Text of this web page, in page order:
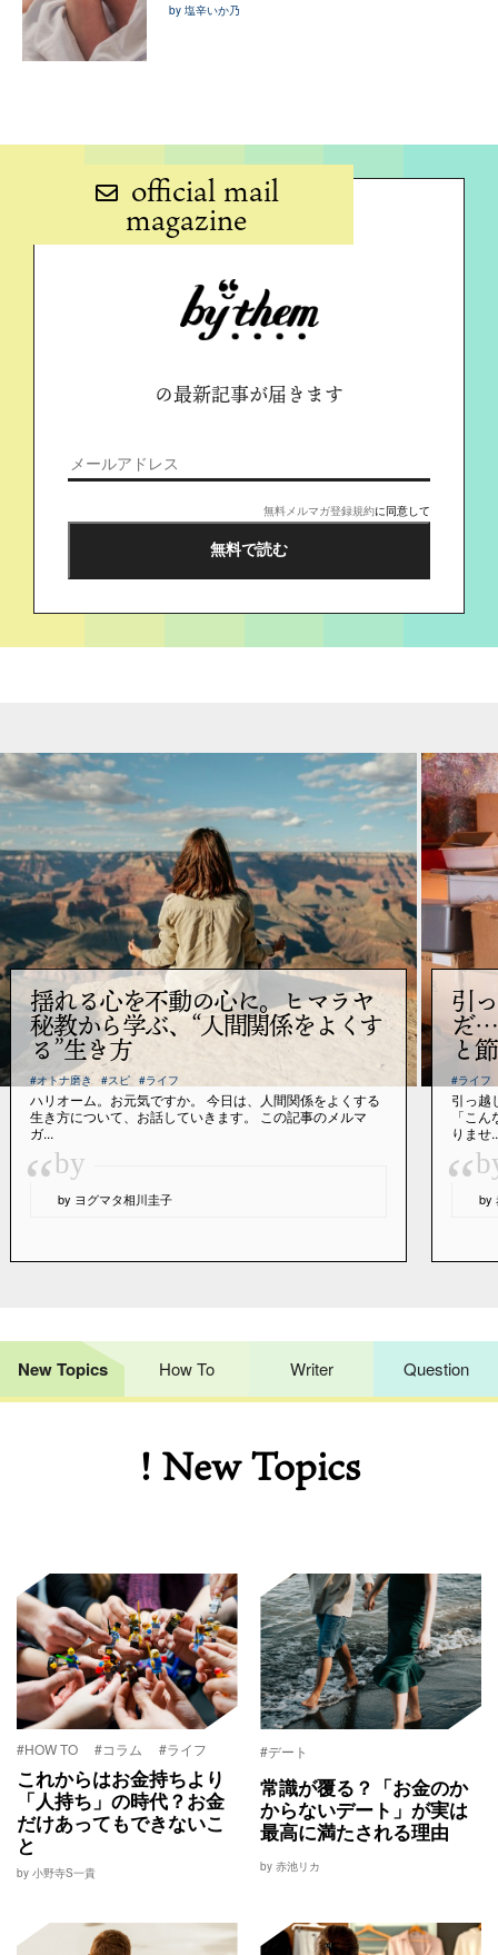
by 塩辛いか乃
official mail
magazine
の最新記事が届きます
無料メルマガ登録規約に同意して
揺れる心を不動の心に。ヒマラヤ
秘教から学ぶ、“人間関係をよくす
る”生き方
#オトナ磨き #スピ #ライフ
ハリオーム。お元気ですか。 今日は、人間関係をよくする
生き方について、お話していきます。 この記事のメルマ
ガ...
“by
by ヨグマタ相川圭子
引
だ…
と
#ライフ
引っ越
「こ
りませ
“ by
New Topics How To Writer Question
! New Topics
#HOW TO #コラム #ライフ
これからはお金持ちより
「人持ち」の時代？お金
だけあってもできないこ
と
by 小野寺S一貴
#デート
常識が覆る？「お金のか
からないデート」が実は
最高に満たされる理由
by 赤池リカ